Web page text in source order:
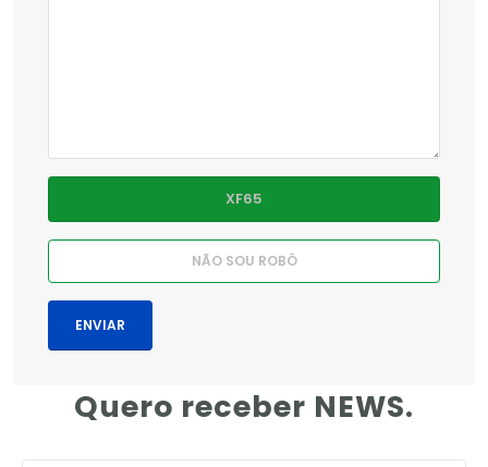
Quero receber NEWS.